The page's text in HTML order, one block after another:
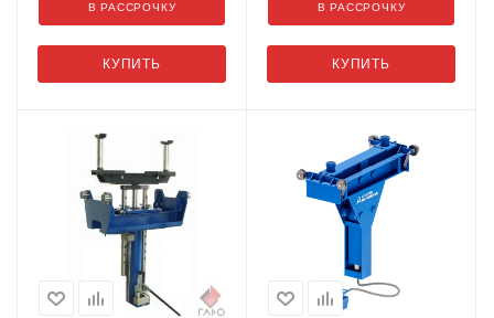
КУПИТЬ
В РАССРОЧКУ
КУПИТЬ
В РАССРОЧКУ